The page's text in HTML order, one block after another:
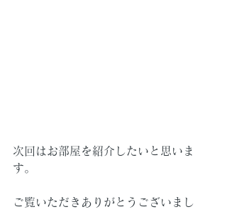
次回はお部屋を紹介したいと思いま
す。
ご覧いただきありがとうございまし